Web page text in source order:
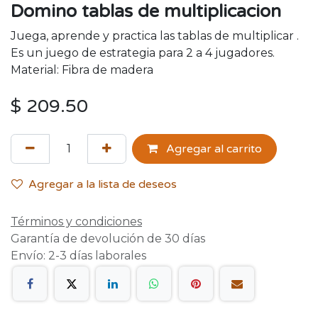
Domino tablas de multiplicacion
Juega, aprende y practica las tablas de multiplicar .
Es un juego de estrategia para 2 a 4 jugadores.
Material: Fibra de madera
$ 209.50
Agregar al carrito
Agregar a la lista de deseos
Términos y condiciones
Garantía de devolución de 30 días
Envío: 2-3 días laborales